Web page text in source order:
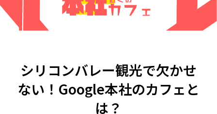
テスラ「Supercharger for Business」
とは？店舗にスーパーチャージャーを設
アメリカ 車 リー
駐在員・留学生の
シリコンバレー観光で欠かせ
ない！Google本社のカフェと
は？